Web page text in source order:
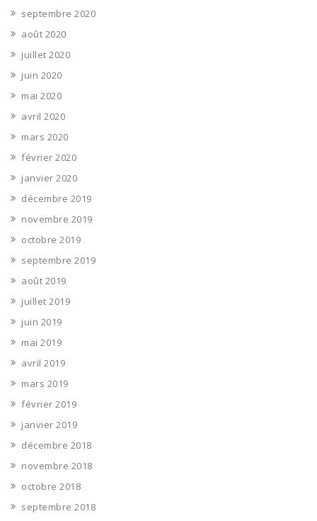
septembre 2020
août 2020
juillet 2020
juin 2020
mai 2020
avril 2020
mars 2020
février 2020
janvier 2020
décembre 2019
novembre 2019
octobre 2019
septembre 2019
août 2019
juillet 2019
juin 2019
mai 2019
avril 2019
mars 2019
février 2019
janvier 2019
décembre 2018
novembre 2018
octobre 2018
septembre 2018